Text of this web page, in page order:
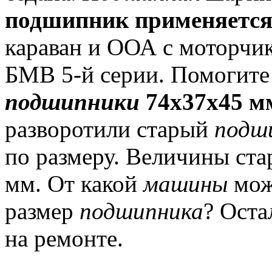
подшипник
караван и ООА с
БМВ 5-й серии.
подшипники 74х37х45
разворотили старый
по размеру. Величины
мм. От какоймашины
размер подшипника?
на ремонте.